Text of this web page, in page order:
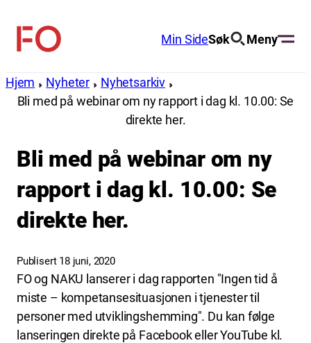
innhold
FO
Min SideSøk Meny
Hjem Nyheter
Nyhetsarkiv
Bli med på webinar om ny rapport i dag kl. 10.00: Se
direkte her.
Bli med på webinar om ny
rapport i dag kl. 10.00: Se
direkte her.
Publisert 18 juni, 2020
FO og NAKU lanserer i dag rapporten "Ingen tid å
miste – kompetansesituasjonen i tjenester til
personer med utviklingshemming". Du kan følge
lanseringen direkte på Facebook eller YouTube kl.